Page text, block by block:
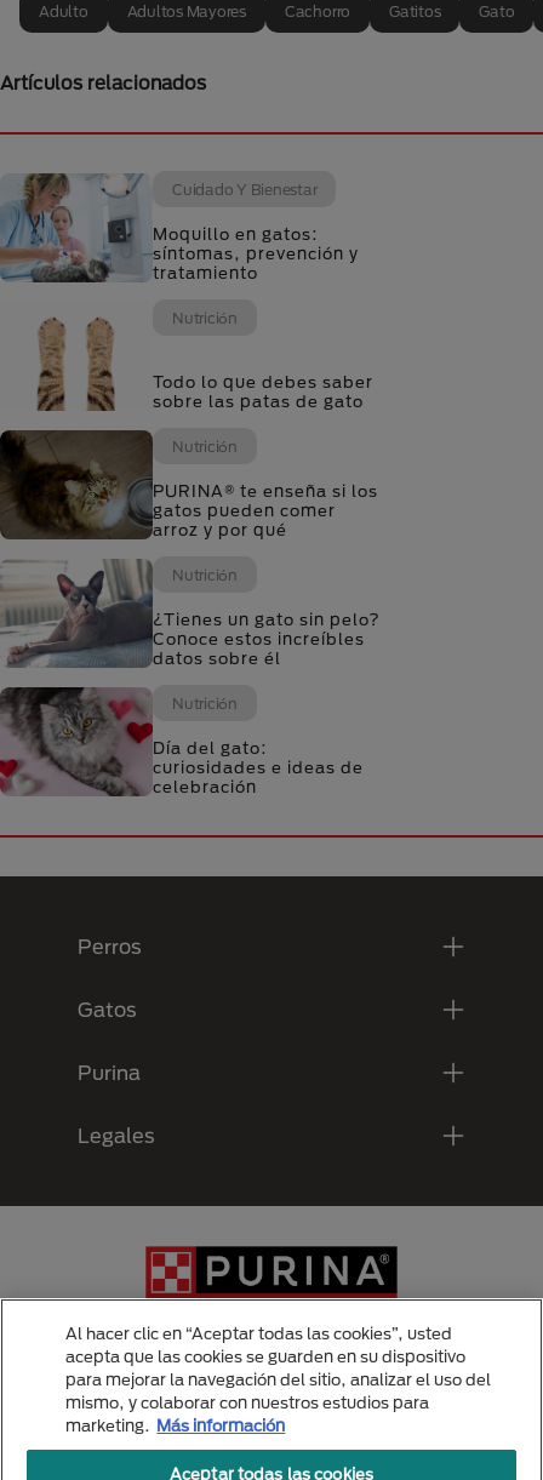
Adulto Adultos Mayores Cachorro Gatitos Gato
Artículos relacionados
Cuidado Y Bienestar
Moquillo en gatos:
síntomas, prevención y
tratamiento
Nutrición
Todo lo que debes saber
sobre las patas de gato
Nutrición
PURINA® te enseña si los
gatos pueden comer
arroz y por qué
Nutrición
¿Tienes un gato sin pelo?
Conoce estos increíbles
datos sobre él
Nutrición
Día del gato:
curiosidades e ideas de
celebración
Perros
Gatos
Purina
Legales
Menu Footer Secundario Purina
Al hacer clic en “Aceptar todas las cookies”, usted
acepta que las cookies se guarden en su dispositivo
para mejorar la navegación del sitio, analizar el uso del
mismo, y colaborar con nuestros estudios para
marketing. Más información
Aceptar todas las cookies